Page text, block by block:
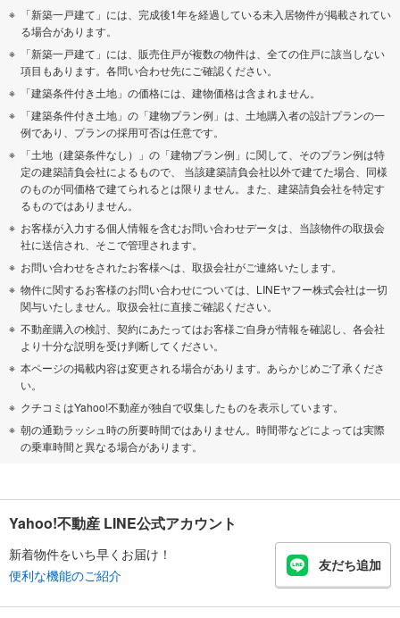
「新築一戸建て」には、完成後1年を経過している未入居物件が掲載されてい
る場合があります。
「新築一戸建て」には、販売住戸が複数の物件は、全ての住戸に該当しない
項目もあります。各問い合わせ先にご確認ください。
「建築条件付き土地」の価格には、建物価格は含まれません。
「建築条件付き土地」の「建物プラン例」は、土地購入者の設計プランの一
例であり、プランの採用可否は任意です。
「土地（建築条件なし）」の「建物プラン例」に関して、そのプラン例は特
定の建築請負会社によるもので、 当該建築請負会社以外で建てた場合、同様
のものが同価格で建てられるとは限りません。また、建築請負会社を特定す
るものではありません。
お客様が入力する個人情報を含むお問い合わせデータは、当該物件の取扱会
社に送信され、そこで管理されます。
お問い合わせをされたお客様へは、取扱会社がご連絡いたします。
物件に関するお客様のお問い合わせについては、LINEヤフー株式会社は一切
関与いたしません。取扱会社に直接ご確認ください。
不動産購入の検討、契約にあたってはお客様ご自身が情報を確認し、各会社
より十分な説明を受け判断してください。
本ページの掲載内容は変更される場合があります。あらかじめご了承くださ
い。
クチコミはYahoo!不動産が独自で収集したものを表示しています。
朝の通勤ラッシュ時の所要時間ではありません。時間帯などによっては実際
の乗車時間と異なる場合があります。
Yahoo!不動産 LINE公式アカウント
新着物件をいち早くお届け！
便利な機能のご紹介
友だち追加